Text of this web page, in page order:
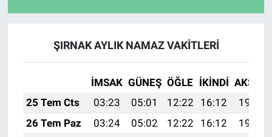
ŞIRNAK AYLIK NAMAZ VAKITLERI
İMSAK GÜNEŞ ÖĞLE İKINDI AKŞAM
25 Tem Cts
03:23 05:01 12:22 16:12
19:32
26 Tem Paz
03:24 05:02 12:22 16:12
19:31